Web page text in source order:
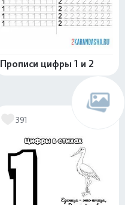
Прописи цифры 1 и 2
391